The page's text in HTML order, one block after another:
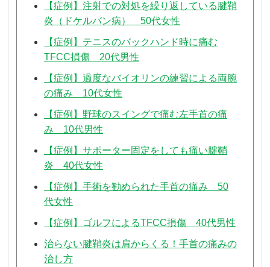
【症例】注射での対処を繰り返している腱鞘
炎（ドケルバン病） 50代女性
【症例】テニスのバックハンド時に痛む
TFCC損傷 20代男性
【症例】過度なバイオリンの練習による両腕
の痛み 10代女性
【症例】野球のスイングで痛む左手首の痛
み 10代男性
【症例】サポーター固定をしても痛い腱鞘
炎 40代女性
【症例】手術を勧められた手首の痛み 50
代女性
【症例】ゴルフによるTFCC損傷 40代男性
治らない腱鞘炎は肩からくる！手首の痛みの
治し方